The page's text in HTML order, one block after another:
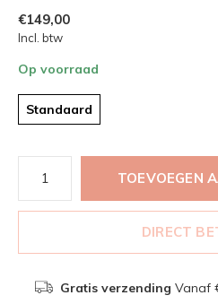
€149,00
Incl. btw
Op voorraad
Standaard
TOEVOEGEN
DIRECT
Gratis verzending Vanaf